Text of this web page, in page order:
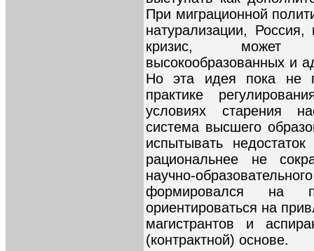
При миграционной
натурализации,
кризис, может
высокообразованных и
Но эта идея пока не
практике
условиях старения
система высшего
испытывать
рациональнее не
научно-
формировался на
ориентироваться на
магистрантов и
(контрактной) основе.